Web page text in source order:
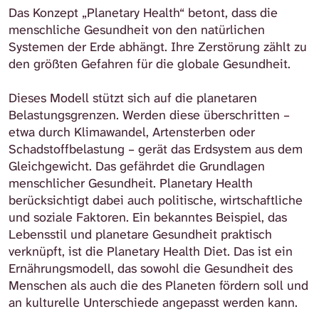
Das Konzept „Planetary Health“ betont, dass die
menschliche Gesundheit von den natürlichen
Systemen der Erde abhängt. Ihre Zerstörung zählt zu
den größten Gefahren für die globale Gesundheit.
Dieses Modell stützt sich auf die planetaren
Belastungsgrenzen. Werden diese überschritten –
etwa durch Klimawandel, Artensterben oder
Schadstoffbelastung – gerät das Erdsystem aus dem
Gleichgewicht. Das gefährdet die Grundlagen
menschlicher Gesundheit. Planetary Health
berücksichtigt dabei auch politische, wirtschaftliche
und soziale Faktoren. Ein bekanntes Beispiel, das
Lebensstil und planetare Gesundheit praktisch
verknüpft, ist die Planetary Health Diet. Das ist ein
Ernährungsmodell, das sowohl die Gesundheit des
Menschen als auch die des Planeten fördern soll und
an kulturelle Unterschiede angepasst werden kann.